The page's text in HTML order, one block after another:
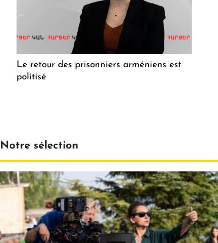
Le retour des prisonniers arméniens est
politisé
Notre sélection